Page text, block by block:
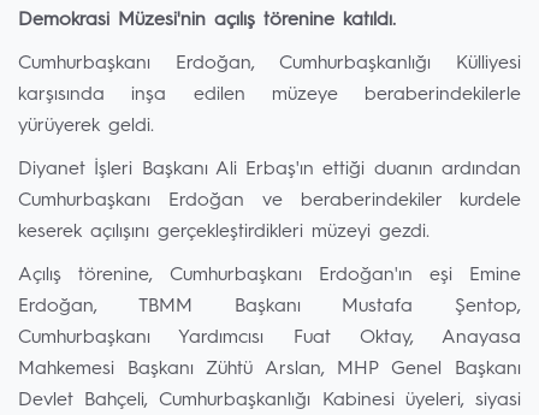
Demokrasi Müzesi'nin açılış törenine katıldı.
Cumhurbaşkanı Erdoğan, Cumhurbaşkanlığı Külliyesi
karşısında inşa edilen müzeye beraberindekilerle
yürüyerek geldi.
Diyanet İşleri Başkanı Ali Erbaş'ın ettiği duanın ardından
Cumhurbaşkanı Erdoğan ve beraberindekiler kurdele
keserek açılışını gerçekleştirdikleri müzeyi gezdi.
Açılış törenine, Cumhurbaşkanı Erdoğan'ın eşi Emine
Erdoğan, TBMM Başkanı Mustafa Şentop,
Cumhurbaşkanı Yardımcısı Fuat Oktay, Anayasa
Mahkemesi Başkanı Zühtü Arslan, MHP Genel Başkanı
Devlet Bahçeli, Cumhurbaşkanlığı Kabinesi üyeleri, siyasi